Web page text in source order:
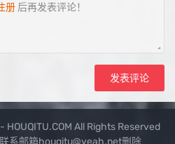
册 后再发表评论！
All Rights Reserved
系邮箱houqitu@yeah.net删除